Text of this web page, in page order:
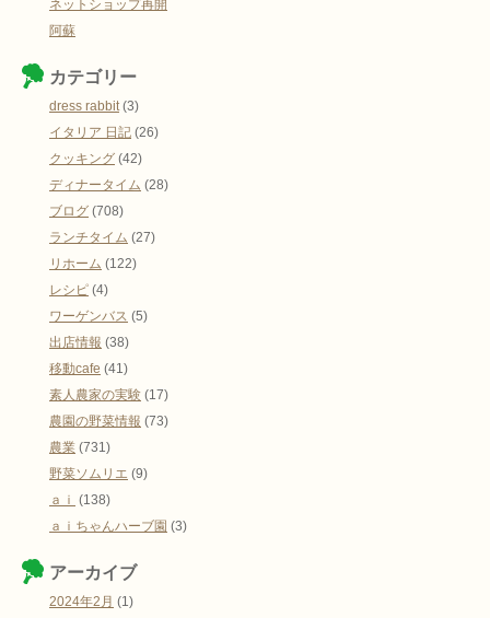
ネットショップ再開
阿蘇
カテゴリー
dress rabbit (3)
イタリア 日記 (26)
クッキング (42)
ディナータイム (28)
ブログ (708)
ランチタイム (27)
リホーム (122)
レシピ (4)
ワーゲンバス (5)
出店情報 (38)
移動cafe (41)
素人農家の実験 (17)
農園の野菜情報 (73)
農業 (731)
野菜ソムリエ (9)
ａｉ (138)
ａｉちゃんハーブ園 (3)
アーカイブ
2024年2月 (1)